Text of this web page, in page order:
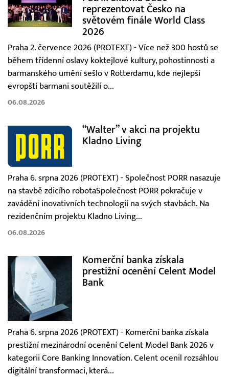
reprezentovat Česko na
světovém finále World Class
2026
Praha 2. července 2026 (PROTEXT) - Více než 300 hostů se
během třídenní oslavy koktejlové kultury, pohostinnosti a
barmanského umění sešlo v Rotterdamu, kde nejlepší
evropští barmani soutěžili o...
06.08.2026
“Walter” v akci na projektu
Kladno Living
Praha 6. srpna 2026 (PROTEXT) - Společnost PORR nasazuje
na stavbě zdicího robotaSpolečnost PORR pokračuje v
zavádění inovativních technologií na svých stavbách. Na
rezidenčním projektu Kladno Living...
06.08.2026
Komerční banka získala
prestižní ocenění Celent Model
Bank
Praha 6. srpna 2026 (PROTEXT) - Komerční banka získala
prestižní mezinárodní ocenění Celent Model Bank 2026 v
kategorii Core Banking Innovation. Celent ocenil rozsáhlou
digitální transformaci, která...